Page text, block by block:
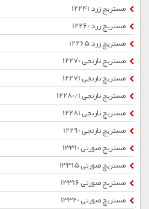
مستربچ زرد 12241
مستربچ زرد 12260
مستربچ زرد 12265
مستربچ نارنجی 12270
مستربچ نارنجی 12271
مستربچ نارنجی 12280/1
مستربچ نارنجی 12281
مستربچ نارنجی 12290
مستربچ صورتی 13310
مستربچ صورتی 13315
مستربچ صورتی 13316
مستربچ صورتی 13320